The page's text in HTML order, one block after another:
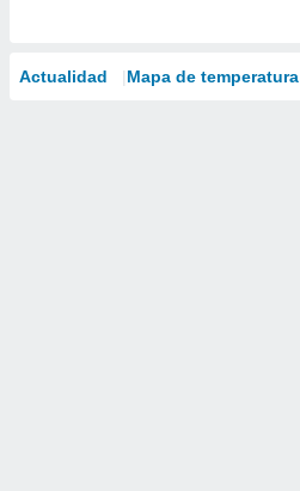
Actualidad Mapa de temperatura